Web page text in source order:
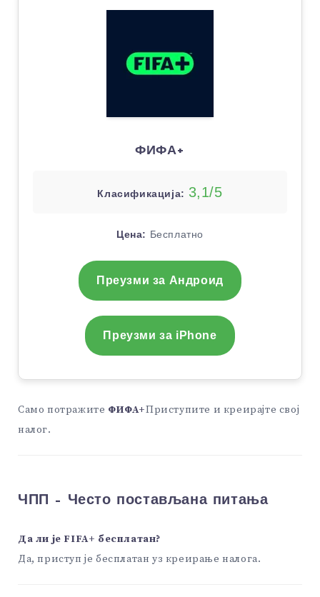
ФИФА+
Класификација: 3,1/5
Цена: Бесплатно
Преузми за Андроид
Преузми за iPhone
Само потражите ФИФА+Приступите и креирајте свој
налог.
ЧПП – Често постављана питања
Да ли је FIFA+ бесплатан?
Да, приступ је бесплатан уз креирање налога.